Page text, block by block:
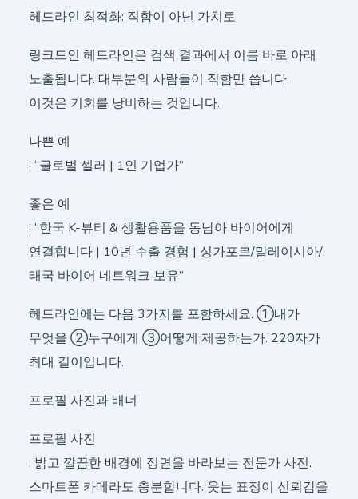
헤드라인 최적화: 직함이 아닌 가치로
링크드인 헤드라인은 검색 결과에서 이름 바로 아래
노출됩니다. 대부분의 사람들이 직함만 씁니다.
이것은 기회를 낭비하는 것입니다.
나쁜 예
: “글로벌 셀러 | 1인 기업가”
좋은 예
: “한국 K-뷰티 & 생활용품을 동남아 바이어에게
연결합니다 | 10년 수출 경험 | 싱가포르/말레이시아/
태국 바이어 네트워크 보유”
헤드라인에는 다음 3가지를 포함하세요. ①내가
무엇을 ②누구에게 ③어떻게 제공하는가. 220자가
최대 길이입니다.
프로필 사진과 배너
프로필 사진
: 밝고 깔끔한 배경에 정면을 바라보는 전문가 사진.
스마트폰 카메라도 충분합니다. 웃는 표정이 신뢰감을